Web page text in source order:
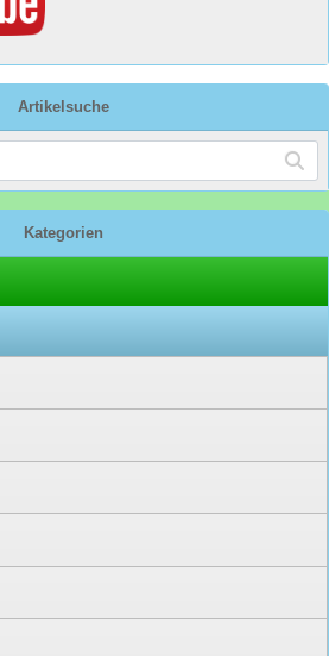
Artikelsuche
Kategorien